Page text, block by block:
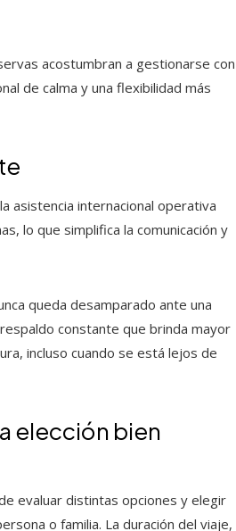
acostumbran a gestionarse con
de calma y una flexibilidad más
asistencia internacional operativa
lo que simplifica la comunicación y
queda desamparado ante una
constante que brinda mayor
incluso cuando se está lejos de
elección bien
evaluar distintas opciones y elegir
o familia. La duración del viaje,